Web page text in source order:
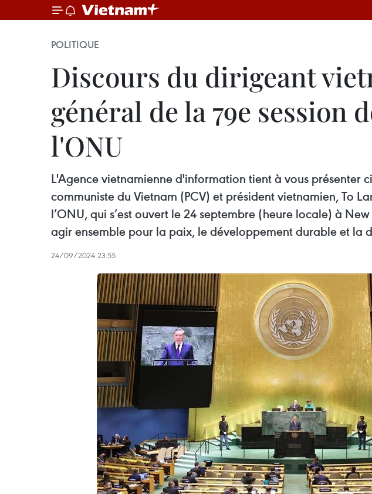
POLITIQUE
Discours du dirigeant
général de la 79e session
l'ONU
L'Agence vietnamienne d'information tient à vous présenter
communiste du Vietnam (PCV) et président vietnamien, To
l’ONU, qui s’est ouvert le 24 septembre (heure locale) à
agir ensemble pour la paix, le développement durable et la
24/09/2024 23:55